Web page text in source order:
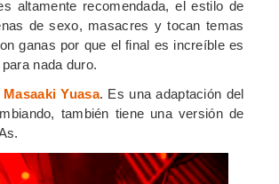
altamente recomendada, el estilo de
de sexo, masacres y tocan temas
ganas por que el final es increíble es
nada duro.
Masaaki Yuasa. Es una adaptación del
también tiene una versión de